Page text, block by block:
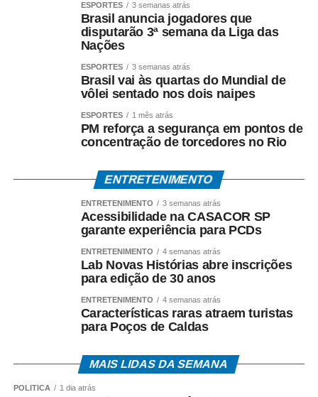
em quatro eixos estratégicos:
1. Observação de fauna e natureza: Operações
controladas, com limite de visitantes e uso de
equipamentos silenciosos, visando não perturbar os
ciclos ecológicos;
2. Valorização da identidade pantaneira: Preservação de
saberes, festas tradicionais, gastronomia típica e
60% dos gastos turísticos permaneçam na região,
beneficiando comunidades, produtores locais e pequenos
4. Sustentabilidade financeira e ambiental: Retorno
médios, com geração de 1 posto de trabalho a cada R$
85 mil investidos.
Dados da Euromonitor International e do Ministério do
Turismo apontam que esse segmento cresce 18% ao ano
no Brasil, com gasto médio por visitante entre R$ 1.200 e
ESPORTES 3 semanas atrás
Brasil anuncia jogadores que
disputarão 3ª semana da Liga das
Nações
ESPORTES 3 semanas atrás
Brasil vai às quartas do Mundial de
vôlei sentado nos dois naipes
ESPORTES 1 mês atrás
PM reforça a segurança em pontos de
concentração de torcedores no Rio
ENTRETENIMENTO
ENTRETENIMENTO 3 semanas atrás
Acessibilidade na CASACOR SP
garante experiência para PCDs
ENTRETENIMENTO 4 semanas atrás
Lab Novas Histórias abre inscrições
para edição de 30 anos
ENTRETENIMENTO 4 semanas atrás
Características raras atraem turistas
para Poços de Caldas
MAIS LIDAS DA SEMANA
POLÍTICA 1 dia atrás